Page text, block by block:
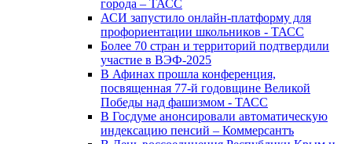
города – ТАСС
АСИ запустило онлайн-платформу для
профориентации школьников - ТАСС
Более 70 стран и территорий подтвердили
участие в ВЭФ-2025
В Афинах прошла конференция,
посвященная 77-й годовщине Великой
Победы над фашизмом - ТАСС
В Госдуме анонсировали автоматическую
индексацию пенсий – Коммерсантъ